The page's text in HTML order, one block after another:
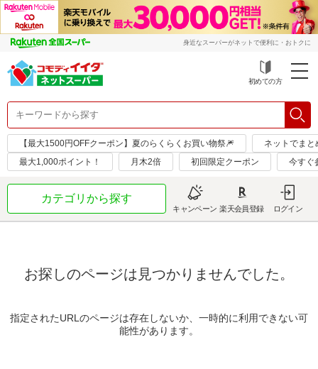
身近なスーパーがネットで便利に・おトクに
初めての方
【最大1500円OFFクーポン】夏のらくらくお買い物祭🎆
ネットでまと
最大1,000ポイント！
月木2倍 初回限定クーポン 今すぐ
カテゴリから探す
キャンペーン 楽天会員登録 ログイン
お探しのページは見つかりませんでした。
指定されたURLのページは存在しないか、一時的に利用できない可
能性があります。